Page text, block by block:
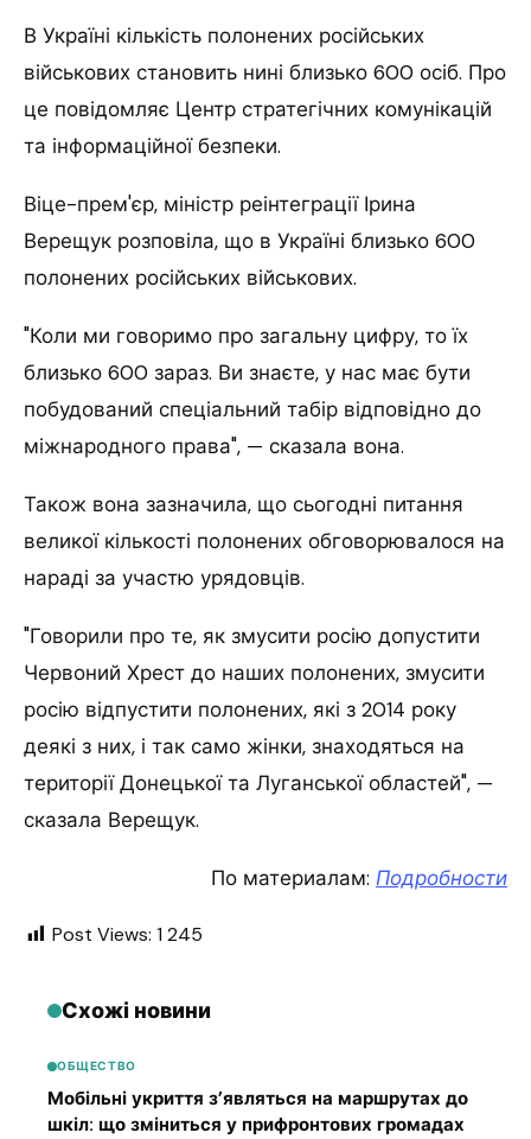
В Україні кількість полонених російських
військових становить нині близько 600 осіб. Про
це повідомляє Центр стратегічних комунікацій
та інформаційної безпеки.
Віце-прем'єр, міністр реінтеграції Ірина
Верещук розповіла, що в Україні близько 600
полонених російських військових.
"Коли ми говоримо про загальну цифру, то їх
близько 600 зараз. Ви знаєте, у нас має бути
побудований спеціальний табір відповідно до
міжнародного права", — сказала вона.
Також вона зазначила, що сьогодні питання
великої кількості полонених обговорювалося на
нараді за участю урядовців.
"Говорили про те, як змусити росію допустити
Червоний Хрест до наших полонених, змусити
росію відпустити полонених, які з 2014 року
деякі з них, і так само жінки, знаходяться на
території Донецької та Луганської областей", —
сказала Верещук.
По материалам: Подробности
Post Views: 1 245
Схожі новини
ОБЩЕСТВО
Мобільні укриття з’являться на маршрутах до
шкіл: що зміниться у прифронтових громадах